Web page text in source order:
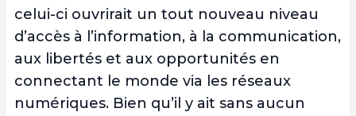
celui-ci ouvrirait un tout nouveau niveau
d’accès à l’information, à la communication,
aux libertés et aux opportunités en
connectant le monde via les réseaux
numériques. Bien qu’il y ait sans aucun